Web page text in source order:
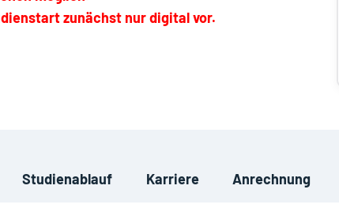
zunächst nur digital vor.
Studienablauf Karriere Anrechnung